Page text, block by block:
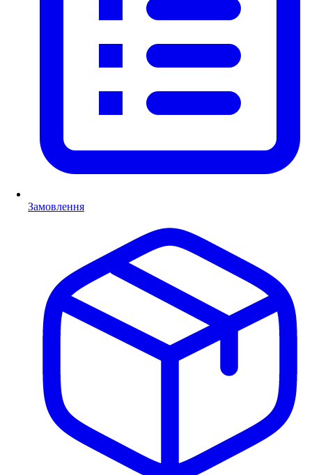
Замовлення